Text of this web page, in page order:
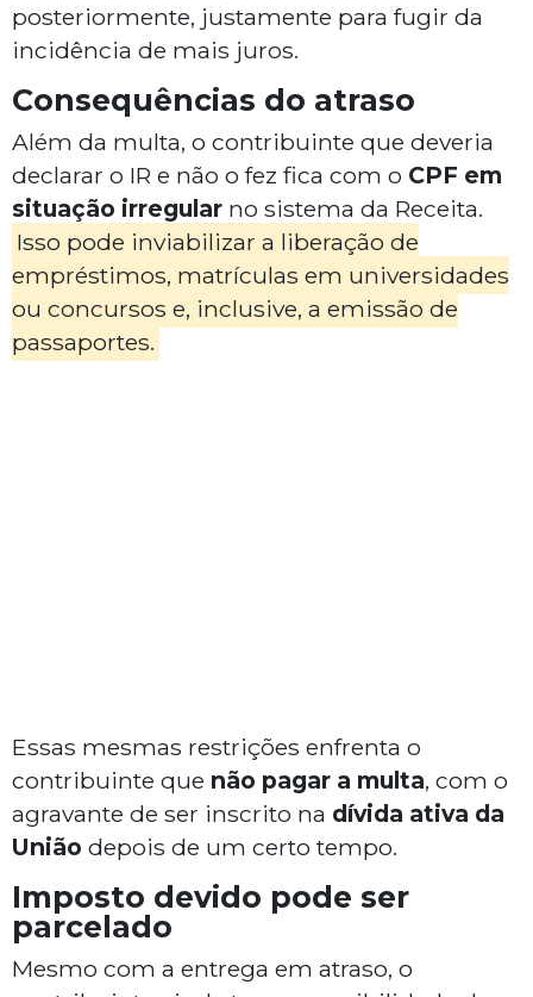
posteriormente, justamente para fugir da
incidência de mais juros.
Consequências do atraso
Além da multa, o contribuinte que deveria
declarar o IR e não o fez fica com o CPF em
situação irregular no sistema da Receita.
Isso pode inviabilizar a liberação de
empréstimos, matrículas em universidades
ou concursos e, inclusive, a emissão de
passaportes.
Essas mesmas restrições enfrenta o
contribuinte que não pagar a multa, com o
agravante de ser inscrito na dívida ativa da
União depois de um certo tempo.
Imposto devido pode ser
parcelado
Mesmo com a entrega em atraso, o